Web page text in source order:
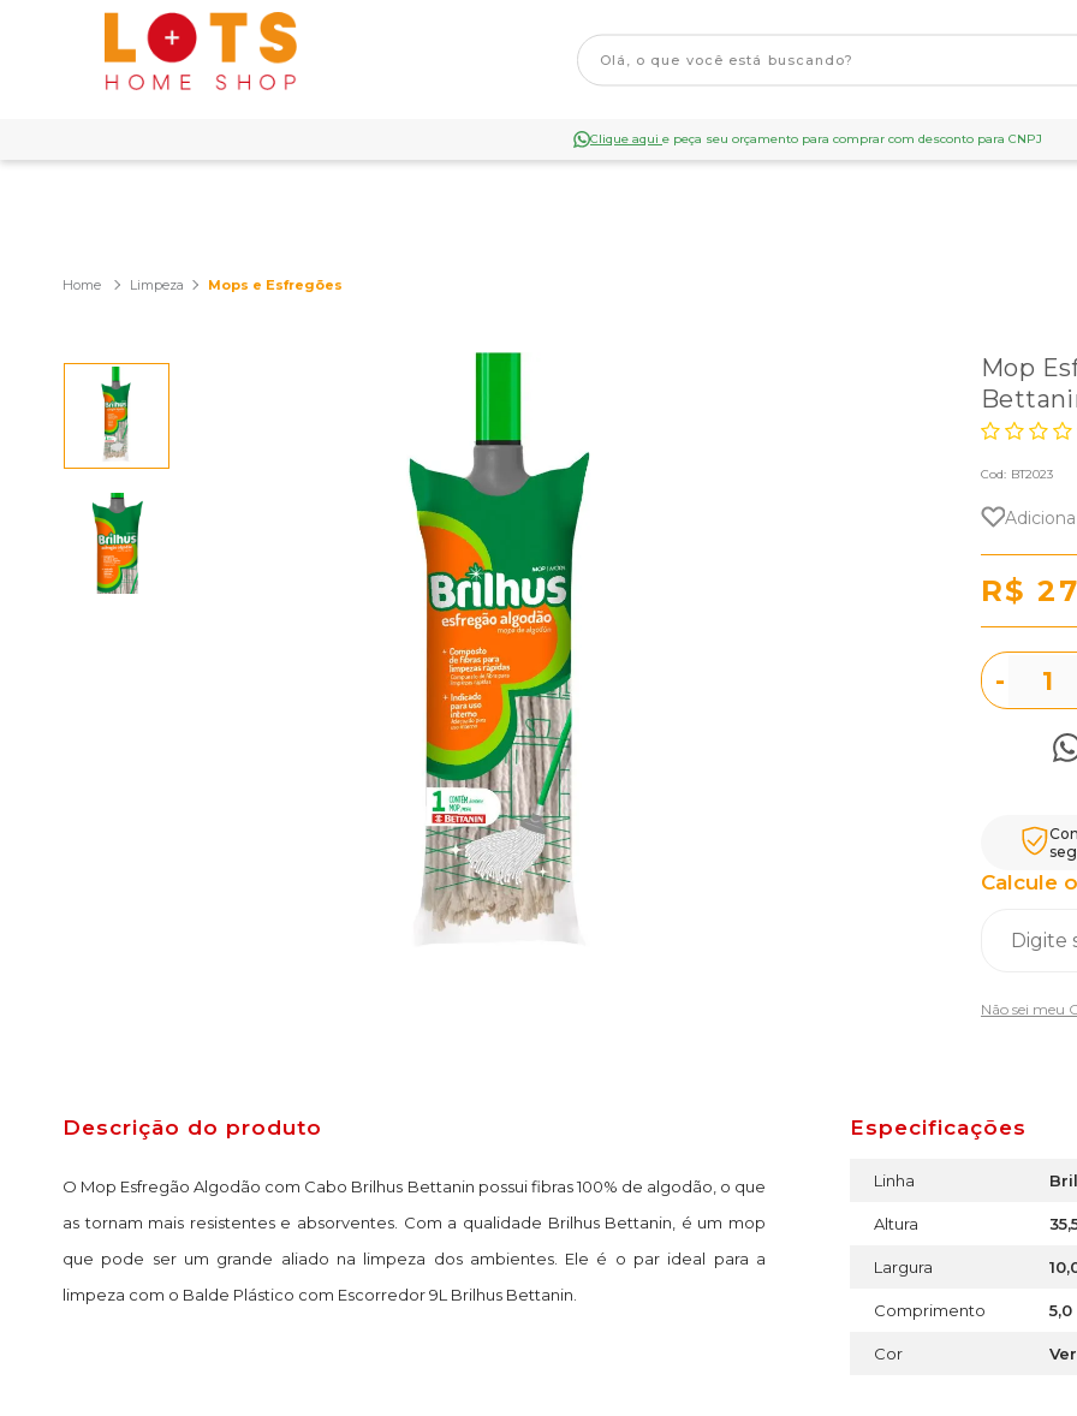
Clique aqui e peça seu orçamento para comprar com desconto para CNPJ
Limpeza Mops e Esfregões
Mop
Cod: BT2023
R$
-
Calcule
Não sei meu
Descrição do produto
O Mop Esfregão Algodão com Cabo Brilhus Bettanin possui fibras 100% de algodão, o que
as tornam mais resistentes e absorventes. Com a qualidade Brilhus Bettanin, é um mop
que pode ser um grande aliado na limpeza dos ambientes. Ele é o par ideal para a
limpeza com o Balde Plástico com Escorredor 9L Brilhus Bettanin.
Especificações
Linha
Altura
Largura
Comprimento 5,0
Cor